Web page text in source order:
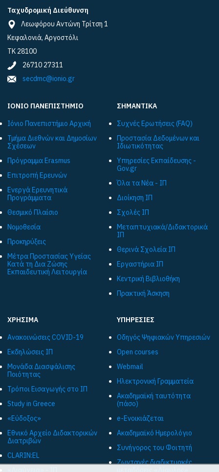
Ταχυδρομική Διεύθυνση
Λεωφόρου Αντώνη Τρίτση 1
Κεφαλονιά, Αργοστόλι
ΤΚ 28100
26710 27311
secdmc@ionio.gr
ΙΟΝΙΟ ΠΑΝΕΠΙΣΤΗΜΙΟ
Ιόνιο Πανεπιστήμιο Αρχική
Τμήμα Διεθνών και Δημοσίων
Σχέσεων
Πρόγραμμα Εrasmus
Επιτροπή Ερευνών
Ενεργά Ερευνητικά
Προγράμματα
Θεσμικό Πλαίσιο
Νομοθεσία
Προκηρύξεις
Μέτρα Προστασίας Υγείας
Κατά τη Δια Ζώσης
Εκπαιδευτική Λειτουργία
ΣΗΜΑΝΤΙΚΑ
Συχνές Ερωτήσεις (FAQ)
Προστασία Δεδομένων και
Ιδιωτικότητας
Υπηρεσίες Εκπαίδευσης -
Gov.gr
Όλα τα Νέα - ΙΠ
Διοίκηση ΙΠ
Σχολές ΙΠ
Μεταπτυχιακά/Διδακτορικά
ΙΠ
Θερινά Σχολεία ΙΠ
Εργαστήρια ΙΠ
Κεντρική Βιβλιοθήκη
Πρακτική Άσκηση
ΧΡΗΣΙΜΑ
Ανακοινώσεις COVID-19
Εκδηλώσεις ΙΠ
Μονάδα Διασφάλισης
Ποιότητας
Τρόποι Εισαγωγής στο ΙΠ
Study in Greece
«Εύδοξος»
Εθνικό Αρχείο Διδακτορικών
Διατριβών
CLARIN:EL
ΥΠΗΡΕΣΙΕΣ
Οδηγός Ψηφιακών Υπηρεσιών
Open courses
Webmail
Ηλεκτρονική Γραμματεία
Ακαδημαϊκή ταυτότητα
(πάσο)
e-Ενοικιάζεται
Ακαδημαϊκό Ημερολόγιο
Συνήγορος του Φοιτητή
Ζωντανές διαδικτυακές